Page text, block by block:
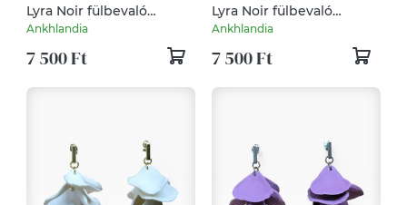
Lyra Noir fülbevaló
Trópusi Zöld
Ankhlandia
7 500 Ft
Lyra Noir fülbevaló
Grapefruit
Ankhlandia
7 500 Ft